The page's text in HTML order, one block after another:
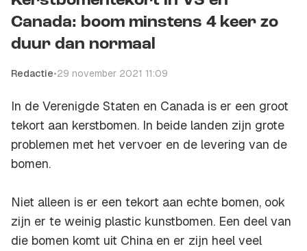
Canada: boom minstens 4 keer zo
duur dan normaal
Redactie•29 november 2021 11:09
In de Verenigde Staten en Canada is er een groot
tekort aan kerstbomen. In beide landen zijn grote
problemen met het vervoer en de levering van de
bomen.
Niet alleen is er een tekort aan echte bomen, ook
zijn er te weinig plastic kunstbomen. Een deel van
die bomen komt uit China en er zijn heel veel